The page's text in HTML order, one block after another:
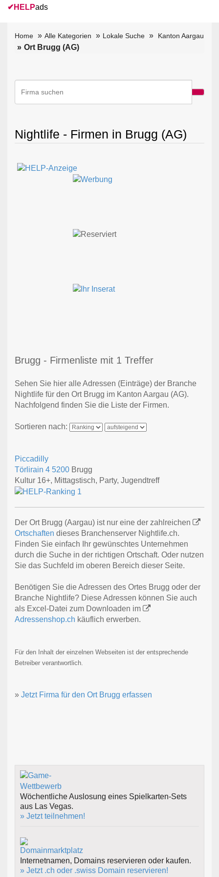
✔ HELPads
Home Alle Kategorien Lokale Suche Kanton Aargau
Ort Brugg (AG)
Nightlife - Firmen in Brugg (AG)
Brugg - Firmenliste mit 1 Treffer
Sehen Sie hier alle Adressen (Einträge) der Branche
Nightlife für den Ort Brugg im Kanton Aargau (AG).
Nachfolgend finden Sie die Liste der Firmen.
Sortieren nach:
Piccadilly
Törlirain 4 5200 Brugg
Kultur 16+, Mittagstisch, Party, Jugendtreff
Der Ort Brugg (Aargau) ist nur eine der zahlreichen
Ortschaften dieses Branchenserver Nightlife.ch.
Finden Sie einfach Ihr gewünschtes Unternehmen
durch die Suche in der richtigen Ortschaft. Oder nutzen
Sie das Suchfeld im oberen Bereich dieser Seite.
Benötigen Sie die Adressen des Ortes Brugg oder der
Branche Nightlife? Diese Adressen können Sie auch
als Excel-Datei zum Downloaden im
Adressenshop.ch käuflich erwerben.
Für den Inhalt der einzelnen Webseiten ist der entsprechende
Betreiber verantwortlich.
» Jetzt Firma für den Ort Brugg erfassen
Wöchentliche Auslosung eines Spielkarten-Sets
aus Las Vegas.
» Jetzt teilnehmen!
Internetnamen, Domains reservieren oder kaufen.
» Jetzt .ch oder .swiss Domain reservieren!